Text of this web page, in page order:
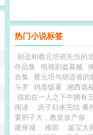
热门小说标签
胡适和蔡元培谁先当的
作品集 电视剧盗墓贼
合集 蔡元培与胡适谁的
斗罗
鸡蛋饭著 湘西诡
假如在一人之下中拥有
阅读
庶子归来完结 番
要胆子大，教皇放产假
建座城
难哄 鉴宝大